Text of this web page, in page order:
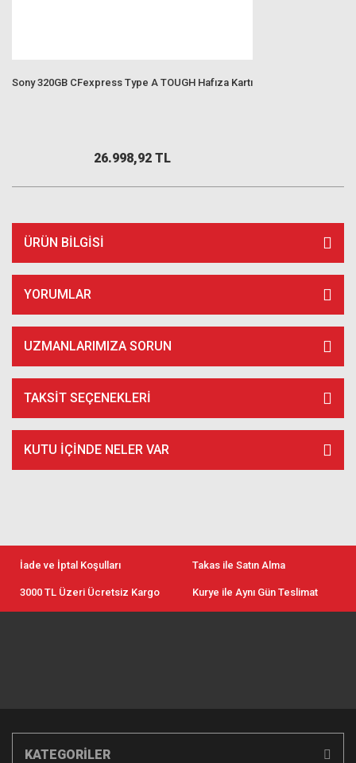
Sony 320GB CFexpress Type A TOUGH Hafıza Kartı
26.998,92 TL
ÜRÜN BILGISI
YORUMLAR
UZMANLARIMIZA SORUN
TAKSIT SEÇENEKLERI
KUTU İÇİNDE NELER VAR
İade ve İptal Koşulları Takas ile Satın Alma
3000 TL Üzeri Ücretsiz Kargo Kurye ile Aynı Gün Teslimat
KATEGORİLER